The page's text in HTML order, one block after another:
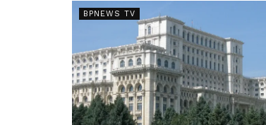
BPNEWS TV